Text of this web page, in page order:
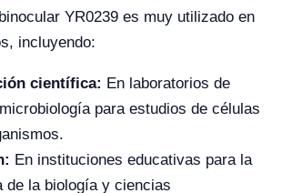
YR0239 es muy utilizado en
incluyendo:
científica: En laboratorios de
para estudios de células
En instituciones educativas para la
de la biología y ciencias